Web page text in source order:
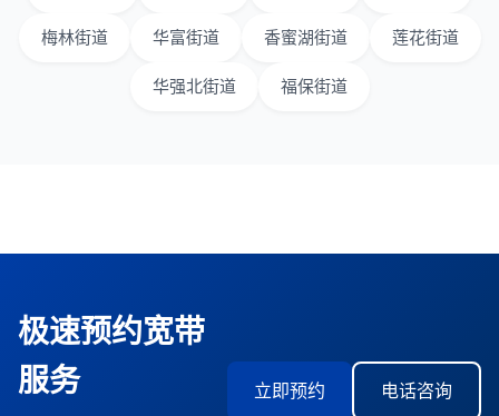
梅林街道 华富街道 香蜜湖街道 莲花街道
华强北街道 福保街道
极速预约宽带
服务
立即预约 电话咨询